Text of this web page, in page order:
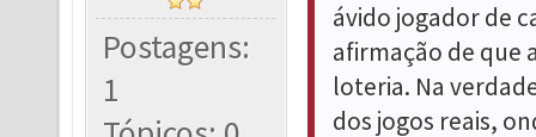
Postagens:
1
ávido jogador de
afirmação de que
loteria. Na
dos jogos reais,